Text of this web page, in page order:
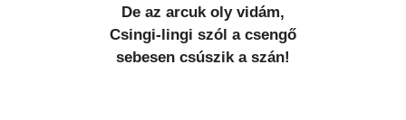
De az arcuk oly vidám,
Csingi-lingi szól a csengő
sebesen csúszik a szán!